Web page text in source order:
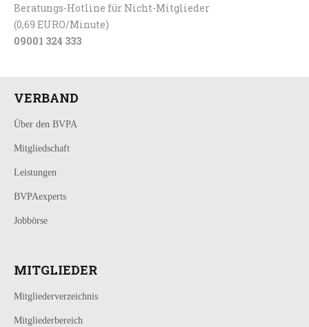
Beratungs-Hotline für Nicht-Mitglieder
(0,69 EURO/Minute)
09001 324 333
VERBAND
Über den BVPA
Mitgliedschaft
Leistungen
BVPAexperts
Jobbörse
MITGLIEDER
Mitgliederverzeichnis
Mitgliederbereich